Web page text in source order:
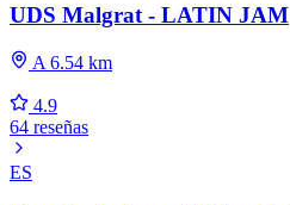
UDS Malgrat - LATIN JAM
A 6.54 km
4.9
64 reseñas
ES